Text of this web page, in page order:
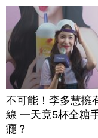
不可能！李多慧擁
線 一天竟5杯全糖
癮？